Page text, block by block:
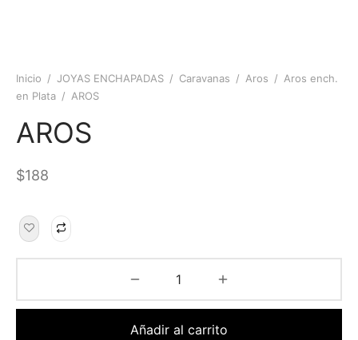
Inicio / JOYAS ENCHAPADAS / Caravanas / Aros / Aros ench.
en Plata / AROS
AROS
$188
Añadir al carrito